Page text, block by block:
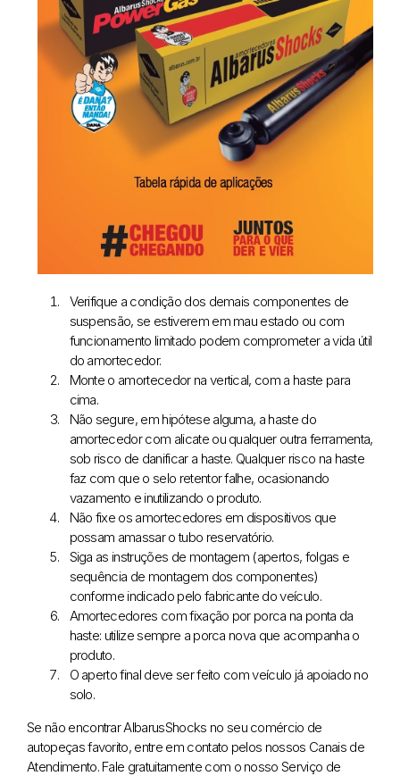
Verifique a condição dos demais componentes de
suspensão, se estiverem em mau estado ou com
funcionamento limitado podem comprometer a vida útil
do amortecedor.
Monte o amortecedor na vertical, com a haste para
cima.
Não segure, em hipótese alguma, a haste do
amortecedor com alicate ou qualquer outra ferramenta,
sob risco de danificar a haste. Qualquer risco na haste
faz com que o selo retentor falhe, ocasionando
vazamento e inutilizando o produto.
Não fixe os amortecedores em dispositivos que
possam amassar o tubo reservatório.
Siga as instruções de montagem (apertos, folgas e
sequência de montagem dos componentes)
conforme indicado pelo fabricante do veículo.
Amortecedores com fixação por porca na ponta da
haste: utilize sempre a porca nova que acompanha o
produto.
O aperto final deve ser feito com veículo já apoiado no
solo.
Se não encontrar AlbarusShocks no seu comércio de
autopeças favorito, entre em contato pelos nossos Canais de
Atendimento. Fale gratuitamente com o nosso Serviço de